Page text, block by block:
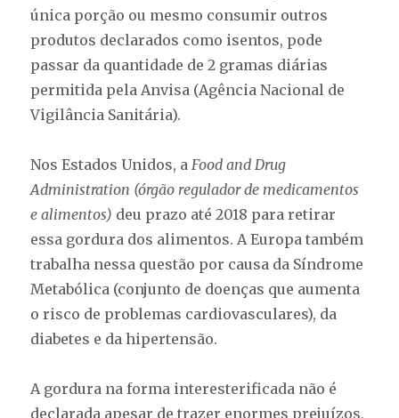
única porção ou mesmo consumir outros
produtos declarados como isentos, pode
passar da quantidade de 2 gramas diárias
permitida pela Anvisa (Agência Nacional de
Vigilância Sanitária).
Nos Estados Unidos, a Food and Drug
Administration (órgão regulador de medicamentos
e alimentos) deu prazo até 2018 para retirar
essa gordura dos alimentos. A Europa também
trabalha nessa questão por causa da Síndrome
Metabólica (conjunto de doenças que aumenta
o risco de problemas cardiovasculares), da
diabetes e da hipertensão.
A gordura na forma interesterificada não é
declarada apesar de trazer enormes prejuízos,